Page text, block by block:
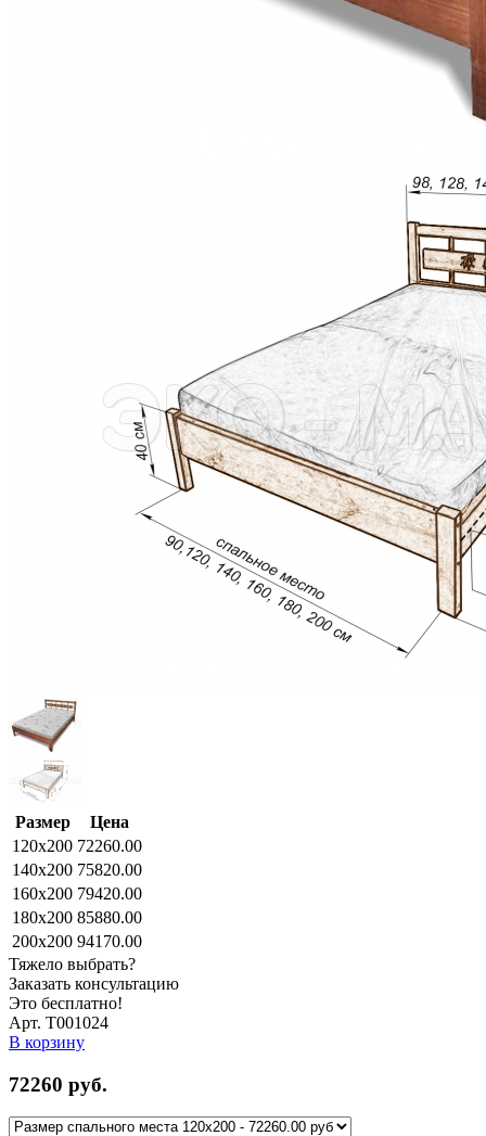
Размер
Цена
120x200 72260.00
140x200 75820.00
160x200 79420.00
180x200 85880.00
200x200 94170.00
Тяжело выбрать?
Заказать консультацию
Это бесплатно!
Арт. Т001024
В корзину
72260 руб.